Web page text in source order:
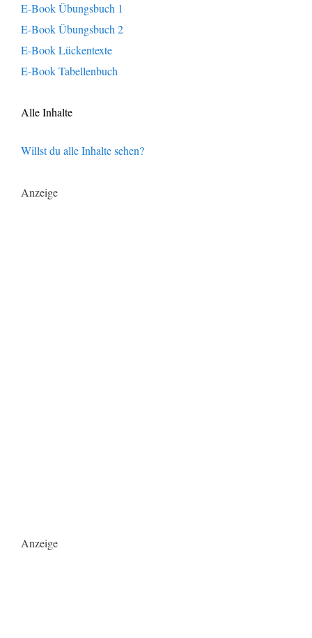
E-Book Übungsbuch 1
E-Book Übungsbuch 2
E-Book Lückentexte
E-Book Tabellenbuch
Alle Inhalte
Willst du alle Inhalte sehen?
Anzeige
Anzeige